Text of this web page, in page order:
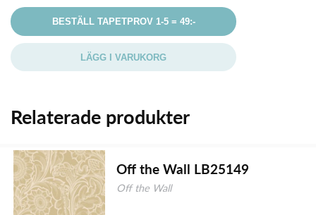
BESTÄLL TAPETPROV 1-5 = 49:-
LÄGG I VARUKORG
Relaterade produkter
Off the Wall LB25149
Off the Wall